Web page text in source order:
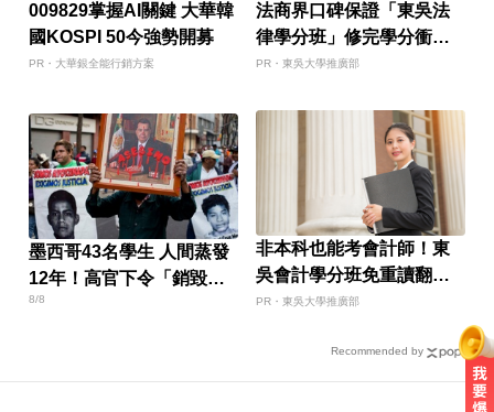
009829掌握AI關鍵 大華韓
國KOSPI 50今強勢開募
PR・大華銀全能行銷方案
法商界口碑保證「東吳法
律學分班」修完學分衝國
考！
PR・東吳大學推廣部
墨西哥43名學生 人間蒸發
12年！高官下令「銷毀監
視器」遭逮
8/8
非本科也能考會計師！東
吳會計學分班免重讀翻轉
職涯
PR・東吳大學推廣部
Recommended by